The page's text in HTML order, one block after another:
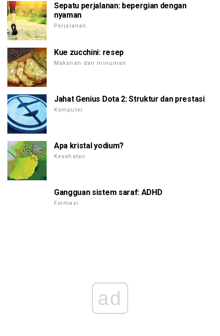
Sepatu perjalanan: bepergian dengan
nyaman
Perjalanan
Kue zucchini: resep
Makanan dan minuman
Jahat Genius Dota 2: Struktur dan prestasi
Komputer
Apa kristal yodium?
Kesehatan
Gangguan sistem saraf: ADHD
Formasi
ad